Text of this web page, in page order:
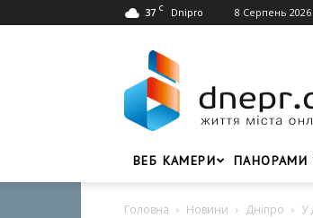
37 C Dnipro 8 Серпень 2026
Головний
портал
Дніпра
ВЕБ КАМЕРИ ПАНОРАМИ
Головна Новини Дніпро У